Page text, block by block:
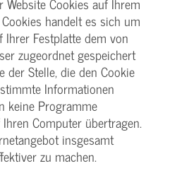
handelt es sich um
Ihrer Festplatte dem von
zugeordnet gespeichert
Stelle, die den Cookie
Informationen
keine Programme
Computer übertragen.
insgesamt
zu machen.